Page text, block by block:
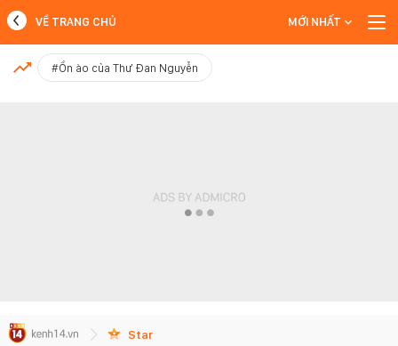
MỚI NHẤT
VỀ TRANG CHỦ MỚI NHẤT
#Ồn ào của Thư Đan Nguyễn
Star